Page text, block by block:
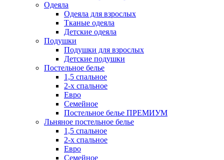
Одеяла
Одеяла для взрослых
Тканые одеяла
Детские одеяла
Подушки
Подушки для взрослых
Детские подушки
Постельное белье
1,5 спальное
2-х спальное
Евро
Семейное
Постельное белье ПРЕМИУМ
Льняное постельное белье
1,5 спальное
2-х спальное
Евро
Семейное